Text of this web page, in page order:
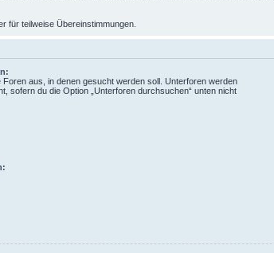
für teilweise Übereinstimmungen.
Foren aus, in denen gesucht werden soll. Unterforen werden
sofern du die Option „Unterforen durchsuchen“ unten nicht